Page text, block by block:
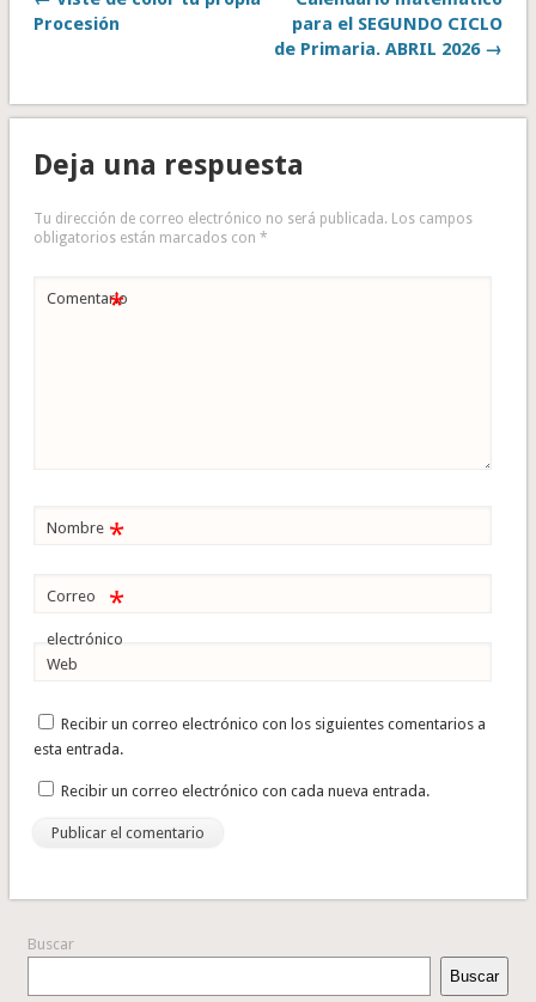
Procesión
para el SEGUNDO CICLO
de Primaria. ABRIL 2026 →
Deja una respuesta
Tu dirección de correo electrónico no será publicada. Los campos
obligatorios están marcados con *
Comentario
*
Nombre *
Correo
electrónico
*
Web
Recibir un correo electrónico con los siguientes comentarios a
esta entrada.
Recibir un correo electrónico con cada nueva entrada.
Buscar
Buscar